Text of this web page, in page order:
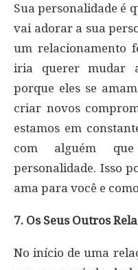
Sua personalidade é
vai adorar a sua
um relacionamento
iria querer mudar
porque eles se
criar novos
estamos em
com alguém
personalidade. Isso
ama para você e
7. Os Seus Outros
No início de uma